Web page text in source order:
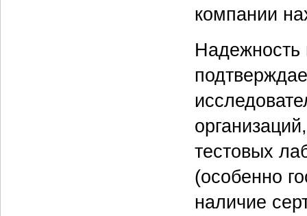
компании
Надежность
тестовых
(особенно
наличие